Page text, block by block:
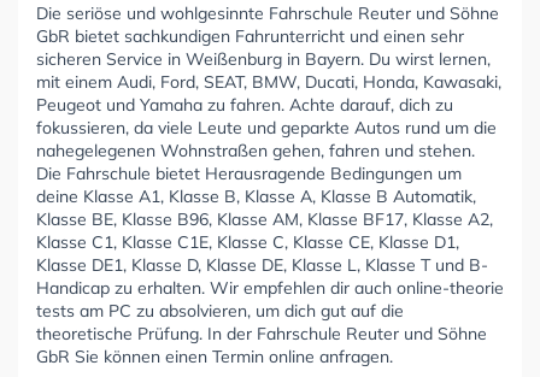
Die seriöse und wohlgesinnte Fahrschule Reuter und Söhne
GbR bietet sachkundigen Fahrunterricht und einen sehr
sicheren Service in Weißenburg in Bayern. Du wirst lernen,
mit einem Audi, Ford, SEAT, BMW, Ducati, Honda, Kawasaki,
Peugeot und Yamaha zu fahren. Achte darauf, dich zu
fokussieren, da viele Leute und geparkte Autos rund um die
nahegelegenen Wohnstraßen gehen, fahren und stehen.
Die Fahrschule bietet Herausragende Bedingungen um
deine Klasse A1, Klasse B, Klasse A, Klasse B Automatik,
Klasse BE, Klasse B96, Klasse AM, Klasse BF17, Klasse A2,
Klasse C1, Klasse C1E, Klasse C, Klasse CE, Klasse D1,
Klasse DE1, Klasse D, Klasse DE, Klasse L, Klasse T und B-
Handicap zu erhalten. Wir empfehlen dir auch online-theorie
tests am PC zu absolvieren, um dich gut auf die
theoretische Prüfung. In der Fahrschule Reuter und Söhne
GbR Sie können einen Termin online anfragen.